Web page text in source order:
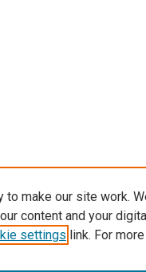
to make our site work.
content and your
settings link. For